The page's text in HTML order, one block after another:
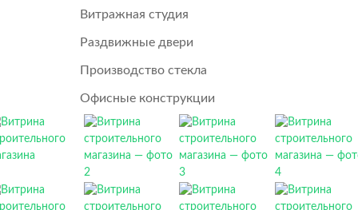
Витражная студия
Раздвижные двери
Производство стекла
Офисные конструкции